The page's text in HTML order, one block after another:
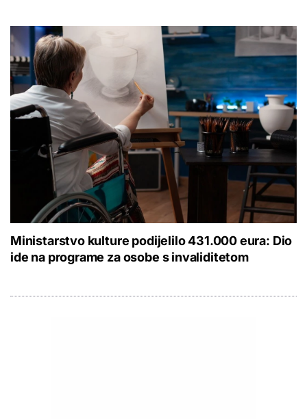
Ministarstvo kulture podijelilo 431.000 eura: Dio
ide na programe za osobe s invaliditetom